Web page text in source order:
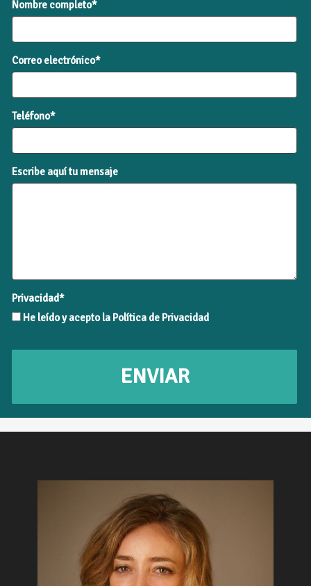
Nombre completo*
Correo electrónico*
Teléfono*
Escribe aquí tu mensaje
Privacidad*
He leído y acepto la Política de Privacidad
ENVIAR